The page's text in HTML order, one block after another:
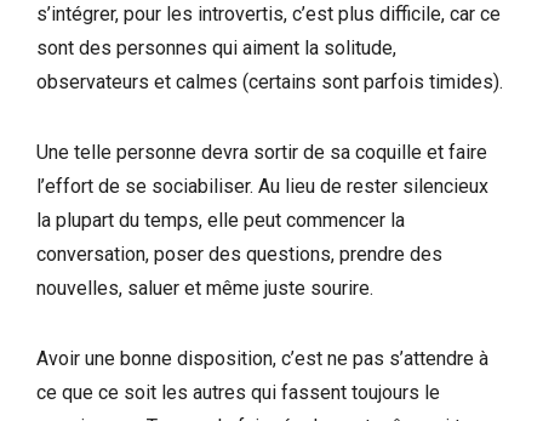
s’intégrer, pour les introvertis, c’est plus difficile, car ce
sont des personnes qui aiment la solitude,
observateurs et calmes (certains sont parfois timides).
Une telle personne devra sortir de sa coquille et faire
l’effort de se sociabiliser. Au lieu de rester silencieux
la plupart du temps, elle peut commencer la
conversation, poser des questions, prendre des
nouvelles, saluer et même juste sourire.
Avoir une bonne disposition, c’est ne pas s’attendre à
ce que ce soit les autres qui fassent toujours le